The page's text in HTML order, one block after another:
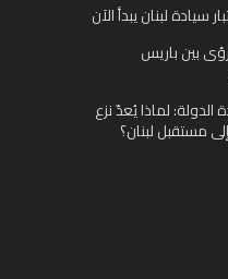
لبنان يبدأ الآن
بين باريس
الدولة: لماذا يُعدّ نزع
مستقبل لبنان؟